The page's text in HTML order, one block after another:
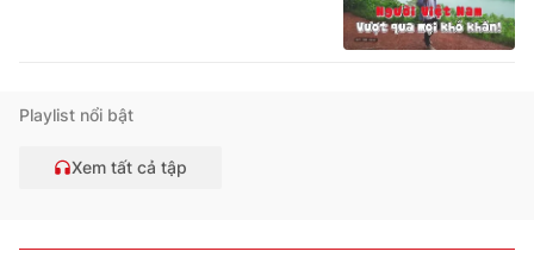
Playlist nổi bật
Xem tất cả tập